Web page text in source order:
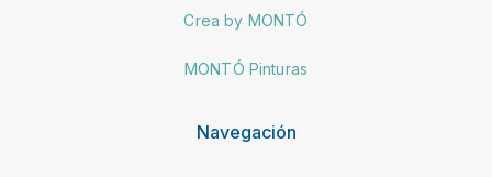
Crea by MONTÓ
MONTÓ Pinturas
Navegación